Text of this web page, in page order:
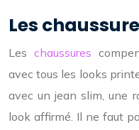
Les
Les chaussures
avec tous les looks
avec un jean slim, une
look affirmé. Il ne faut